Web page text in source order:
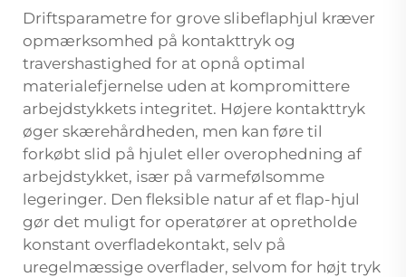
Driftsparametre for grove slibeflaphjul kræver
opmærksomhed på kontakttryk og
travershastighed for at opnå optimal
materialefjernelse uden at kompromittere
arbejdstykkets integritet. Højere kontakttryk
øger skærehårdheden, men kan føre til
forkøbt slid på hjulet eller overophedning af
arbejdstykket, især på varmefølsomme
legeringer. Den fleksible natur af et flap-hjul
gør det muligt for operatører at opretholde
konstant overfladekontakt, selv på
uregelmæssige overflader, selvom for højt tryk